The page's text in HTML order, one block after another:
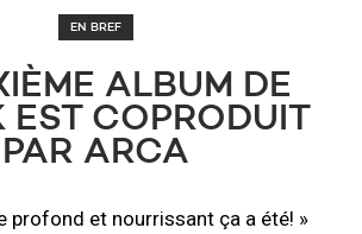
EN BREF
ALBUM DE
EST COPRODUIT
PAR ARCA
profond et nourrissant ça a été! »